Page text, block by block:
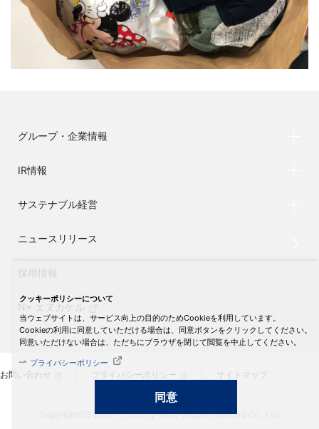
クッキーポリシーについて
当ウェブサイトは、サービス向上の目的のためCookieを利用しています。
Cookieの利用に同意していただける場合は、同意ボタンをクリックしてください。
同意いただけない場合は、ただちにブラウザを閉じて閲覧を中止してください。
プライバシーポリシー
同意
グループ・企業情報
IR情報
サステナブル経営
ニュースリリース
採用情報
N× エヌカケル
お問い合わせ プライバシーポリシー サイトマップ
Copyright(C) 2000 - 2022 by Nishi-Nippon Railroad Co., Ltd.